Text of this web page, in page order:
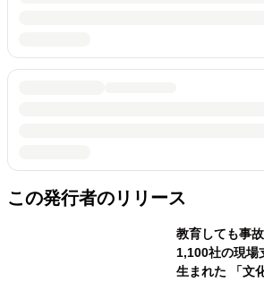
この発行者のリリース
教育しても事
1,100社の現場
生まれた 「文